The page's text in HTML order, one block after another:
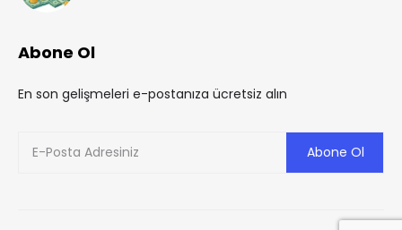
Abone Ol
En son gelişmeleri e-postanıza ücretsiz alın